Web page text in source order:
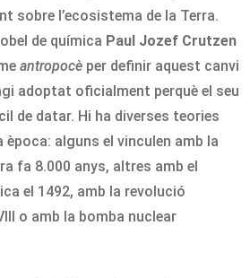
sobre l’ecosistema de la Terra.
de química Paul Jozef Crutzen
antropocè per definir aquest canvi
adoptat oficialment perquè el seu
de datar. Hi ha diverses teories
època: alguns el vinculen amb la
fa 8.000 anys, altres amb el
el 1492, amb la revolució
o amb la bomba nuclear